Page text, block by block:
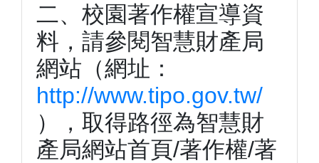
二、校園著作權宣導資
料，請參閱智慧財產局
網站（網址：
http://www.tipo.gov.tw/
），取得路徑為智慧財
產局網站首頁/著作權/著